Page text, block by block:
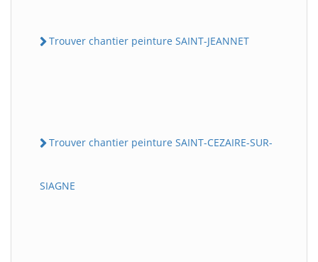
Trouver chantier peinture SAINT-JEANNET
Trouver chantier peinture SAINT-CEZAIRE-SUR-
SIAGNE